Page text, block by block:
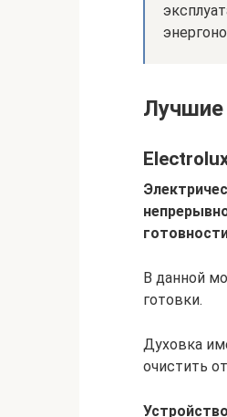
В данной
готовки.
Духовка
очистить